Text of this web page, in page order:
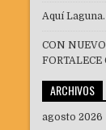
Aquí Laguna.
CON
ARCHIVOS
agosto 2026